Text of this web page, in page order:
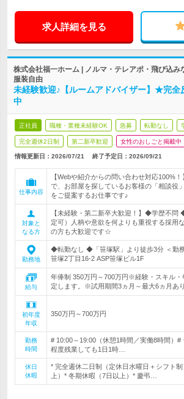
求人詳細を見る
株式会社福一ホーム | ノルマ・テレアポ・飛び込み
服装自由
未経験歓迎♪【ルームアドバイザー】★完
中
正社員 職種・業種未経験OK 急募 転勤なし
完全週休2日制 第二新卒歓迎 女性のおしごと掲載中
情報更新日：2026/07/21 終了予定日： 2026/09/21
仕事内容
【Webや紹介からの問い合わせ対応100%
で、お部屋を探しているお客様の「相談役
をご提案するお仕事です♪
対象と
なる方
【未経験・第二新卒大歓迎！】◆学歴不問
定可）人柄や意欲を何よりも重視する採用
の方も大歓迎です☆
勤務地
◆転勤なし ◆「笹塚駅」より徒歩3分 ＜勤
笹塚2丁目16-2 ASP笹塚ビル1F
給与
年俸制 350万円～700万円※経験・スキル・
定します。※試用期間3ヵ月～最大6ヵ月あ
初年度
年収
350万円～700万円
勤務
時間
# 10:00～19:00（休憩1時間／実働8時間）
程度残業しても1日1時…
休日
休暇
* 完全週休二日制（定休日水曜日＋シフト
上）* 冬期休暇（7日以上）* 慶弔…